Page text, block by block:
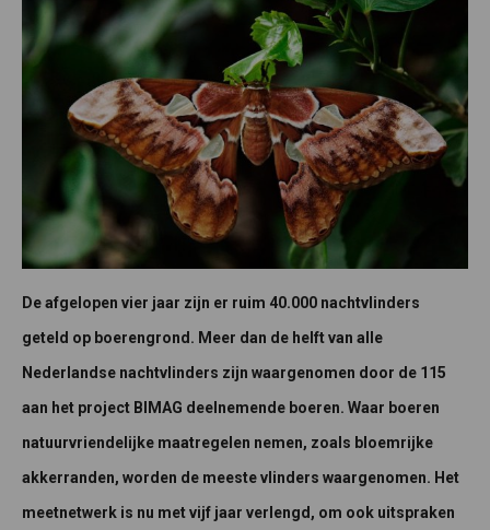
De afgelopen vier jaar zijn er ruim 40.000 nachtvlinders
geteld op boerengrond. Meer dan de helft van alle
Nederlandse nachtvlinders zijn waargenomen door de 115
aan het project BIMAG deelnemende boeren. Waar boeren
natuurvriendelijke maatregelen nemen, zoals bloemrijke
akkerranden, worden de meeste vlinders waargenomen. Het
meetnetwerk is nu met vijf jaar verlengd, om ook uitspraken